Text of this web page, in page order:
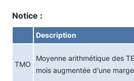
Notice :
Description
TMO
Moyenne arithmétique des
mois augmentée d'une